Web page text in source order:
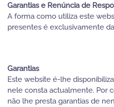
Garantias e Renúncia de
A forma como utiliza este
presentes é exclusivamente
Garantias
Este website é-lhe
nele consta actualmente. Por
não lhe presta garantias de